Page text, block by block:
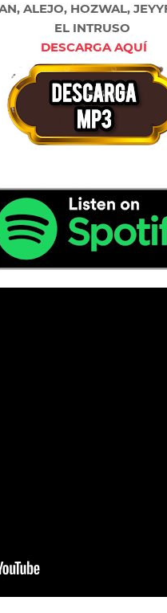
ALEJO, HOZWAL,
EL INTRUSO
DESCARGA AQUÍ